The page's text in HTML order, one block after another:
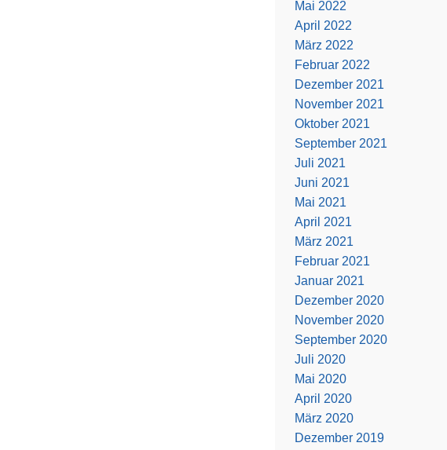
Mai 2022
April 2022
März 2022
Februar 2022
Dezember 2021
November 2021
Oktober 2021
September 2021
Juli 2021
Juni 2021
Mai 2021
April 2021
März 2021
Februar 2021
Januar 2021
Dezember 2020
November 2020
September 2020
Juli 2020
Mai 2020
April 2020
März 2020
Dezember 2019